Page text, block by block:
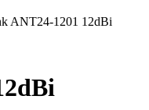
ANT24-1201 12dBi